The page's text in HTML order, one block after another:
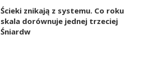
Ścieki znikają z systemu. Co roku
skala dorównuje jednej trzeciej
Śniardw